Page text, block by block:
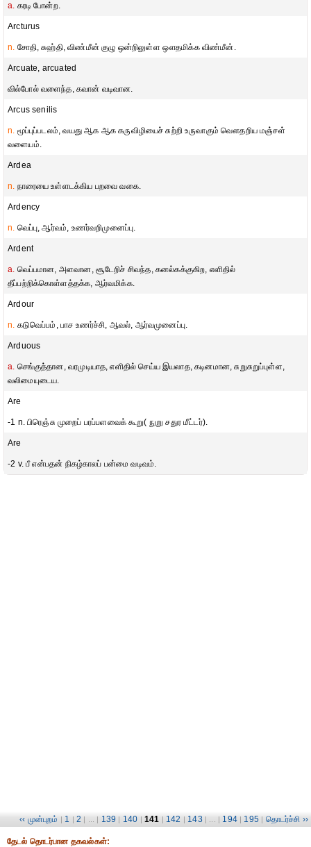
a. கரடி போன்ற.
Arcturus
n. சோதி, சுஹ்தி, விண்மீன் குழு ஒன்றிலுள்ள ஔதமிக்க விண்மீன்.
Arcuate, arcuated
வில்போல் வளைந்த, கவான் வடிவான.
Arcus senilis
n. மூப்புப்படலம், வயது ஆக ஆக கருவிழியைச் சுற்றி உருவாகும் வௌதறிய மஞ்சள்
வளையம்.
Ardea
n. நாரையை உள்ளடக்கிய பறவை வகை.
Ardency
n. வெப்பு, ஆர்வம், உணர்வறிமுனைப்பு.
Ardent
a. வெப்பமான, அளவான, சூடேறிச் சிவந்த, கனல்கக்குகிற, எளிதில்
தீப்பற்றிக்கொள்ளத்தக்க, ஆர்வமிக்க.
Ardour
n. கடுவெப்பம், பாச உணர்ச்சி, ஆவல், ஆர்வமுனைப்பு.
Arduous
a. செங்குத்தான, வரமுடியாத, எளிதில் செய்ய இயலாத, கடினமான, சுறுசுறுப்புள்ள,
வலிமையுடைய.
Are
-1 n. பிரெஞ்சு முறைப் பரப்பளவைக் கூறு( நுறு சதுர மீட்டர்).
Are
-2 v. பீ என்பதன் நிகழ்காலப் பன்மை வடிவம்.
‹‹ முன்புறம் | 1 | 2 | ... | 139 | 140 | 141 | 142 | 143 | ... | 194 | 195 | தொடர்ச்சி ››
தேட‌ல் தொட‌ர்பான தகவ‌ல்க‌ள்: